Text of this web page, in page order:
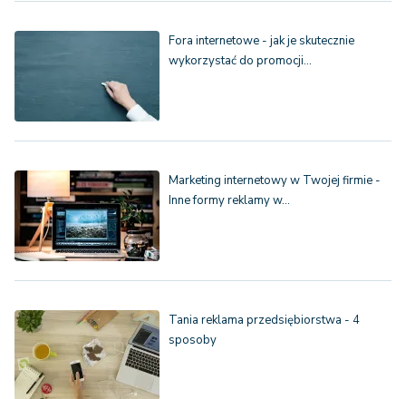
Fora internetowe - jak je skutecznie
wykorzystać do promocji…
Marketing internetowy w Twojej firmie -
Inne formy reklamy w…
Tania reklama przedsiębiorstwa - 4
sposoby